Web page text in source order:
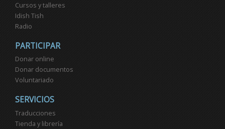
Cursos y talleres
Idish Tish
Radio
PARTICIPAR
Donar online
Donar documentos
Voluntariado
SERVICIOS
Traducciones
Tienda y librería